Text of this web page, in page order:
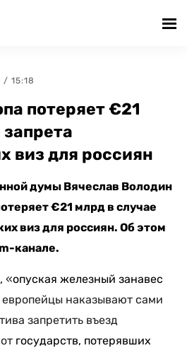
/ 15:18
потеряет €21
виз для россиян
думы Вячеслав Володин
€21 млрд в случае
виз для россиян. Об этом
канале.
«опуская железный занавес
европейцы наказывают сами
запретить въезд
государств, потерявших